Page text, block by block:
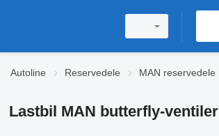
Autoline Reservedele MAN reservedele
Lastbil MAN butterfly-ventiler